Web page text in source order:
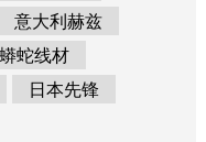
意大利赫兹
蛇线材
日本先锋